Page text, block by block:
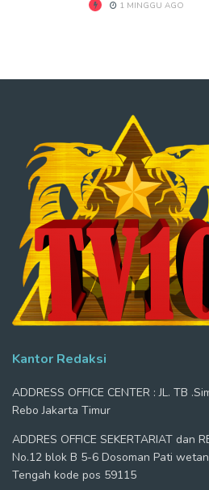
1 MINGGU AGO
Kantor Redaksi
ADDRESS OFFICE CENTER : JL. TB
Rebo Jakarta Timur
ADDRES OFFICE SEKERTARIAT dan
No.12 blok B 5-6 Dosoman Pati
Tengah kode pos 59115